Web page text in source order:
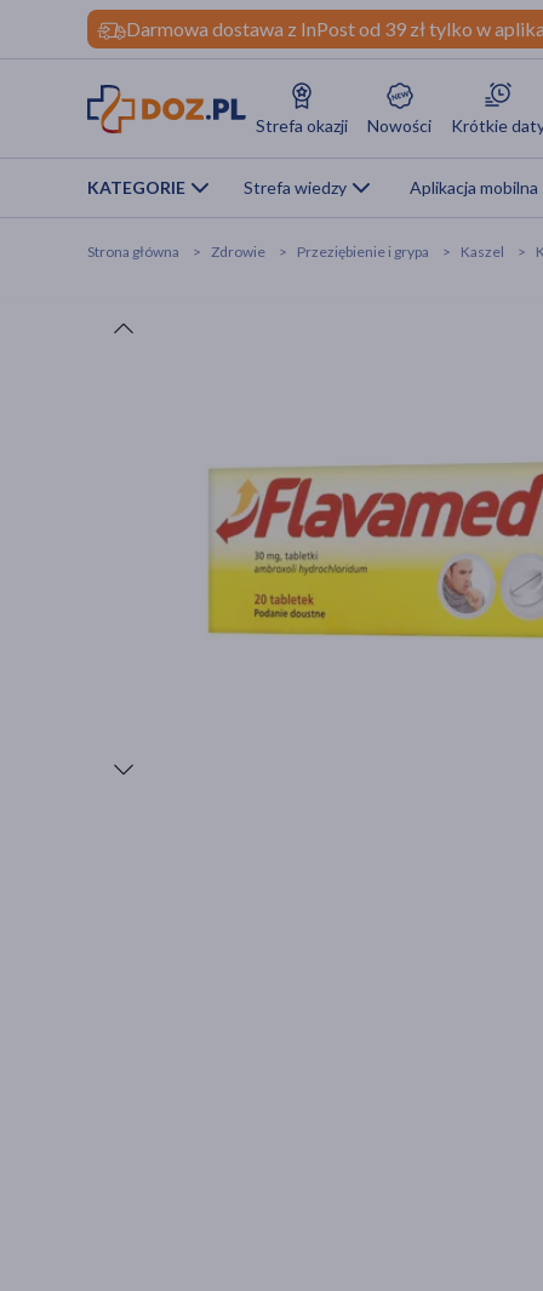
Darmowa dostawa z InPost od 39 zł tylko w
Strefa okazji Nowości Krótkie
KATEGORIE Strefa wiedzy Aplikacja mobilna
Strona główna Zdrowie Przeziębienie i grypa Kaszel